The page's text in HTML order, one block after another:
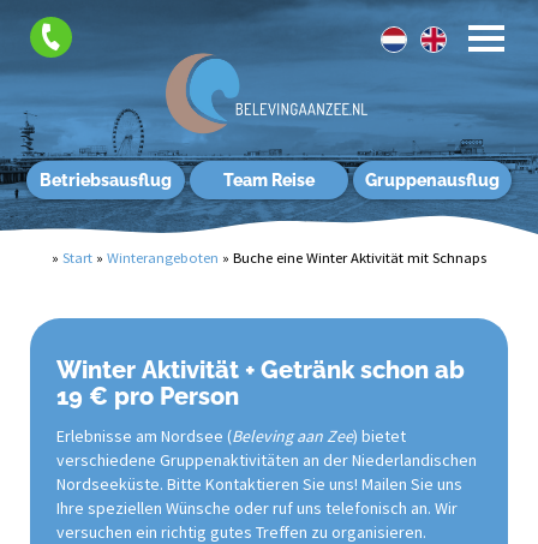
Betriebsausflug Team Reise Gruppenausflug
» Start » Winterangeboten » Buche eine Winter Aktivität mit Schnaps
Winter Aktivität + Getränk schon ab
19 € pro Person
Erlebnisse am Nordsee (Beleving aan Zee) bietet
verschiedene Gruppenaktivitäten an der Niederlandischen
Nordseeküste. Bitte Kontaktieren Sie uns! Mailen Sie uns
Ihre speziellen Wünsche oder ruf uns telefonisch an. Wir
versuchen ein richtig gutes Treffen zu organisieren.